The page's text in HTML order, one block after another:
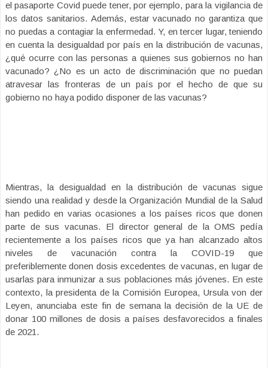
el pasaporte Covid puede tener, por ejemplo, para la vigilancia de
los datos sanitarios. Además, estar vacunado no garantiza que
no puedas a contagiar la enfermedad. Y, en tercer lugar, teniendo
en cuenta la desigualdad por país en la distribución de vacunas,
¿qué ocurre con las personas a quienes sus gobiernos no han
vacunado? ¿No es un acto de discriminación que no puedan
atravesar las fronteras de un país por el hecho de que su
gobierno no haya podido disponer de las vacunas?
Mientras, la desigualdad en la distribución de vacunas sigue
siendo una realidad y desde la Organización Mundial de la Salud
han pedido en varias ocasiones a los países ricos que donen
parte de sus vacunas. El director general de la OMS pedía
recientemente a los países ricos que ya han alcanzado altos
niveles de vacunación contra la COVID-19 que
preferiblemente donen dosis excedentes de vacunas, en lugar de
usarlas para inmunizar a sus poblaciones más jóvenes. En este
contexto, la presidenta de la Comisión Europea, Ursula von der
Leyen, anunciaba este fin de semana la decisión de la UE de
donar 100 millones de dosis a países desfavorecidos a finales
de 2021.